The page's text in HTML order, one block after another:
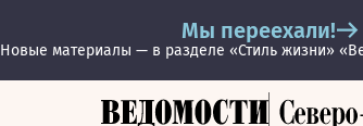
Мы переехали!
Новые материалы — в разделе «Стиль жизни»